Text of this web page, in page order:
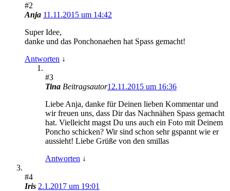
#2
Anja 11.11.2015 um 14:42
Super Idee,
danke und das Ponchonaehen hat Spass gemacht!
Antworten ↓
#3
Tina Beitragsautor12.11.2015 um 16:36
Liebe Anja, danke für Deinen lieben Kommentar und
wir freuen uns, dass Dir das Nachnähen Spass gemacht
hat. Vielleicht magst Du uns auch ein Foto mit Deinem
Poncho schicken? Wir sind schon sehr gspannt wie er
aussieht! Liebe Grüße von den smillas
Antworten ↓
#4
Iris 2.1.2017 um 19:01